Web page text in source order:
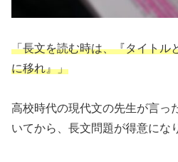
「長文を読む時は、『タイトル
に移れ』」
高校時代の現代文の先生が言っ
いてから、長文問題が得意にな